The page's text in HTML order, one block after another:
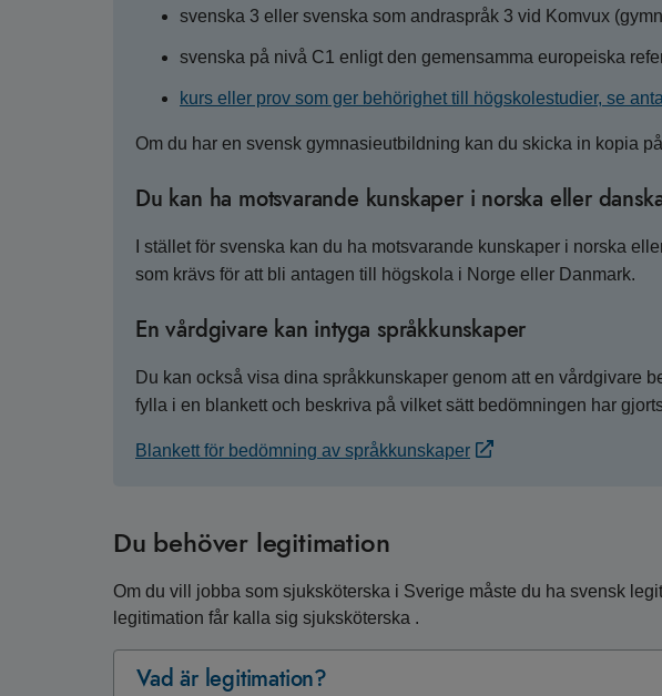
svenska 3 eller svenska som andraspråk 3 vid Komvux
svenska på nivå C1 enligt den gemensamma europeiska
kurs eller prov som ger behörighet till högskolestudier, se
Om du har en svensk gymnasieutbildning kan du skicka in kopia
Du kan ha motsvarande kunskaper i norska eller
I stället för svenska kan du ha motsvarande kunskaper i norska
som krävs för att bli antagen till högskola i Norge eller Danmark.
En vårdgivare kan intyga språkkunskaper
Du kan också visa dina språkkunskaper genom att en vårdgivare
fylla i en blankett och beskriva på vilket sätt bedömningen har
Blankett för bedömning av språkkunskaper
Du behöver legitimation
Om du vill jobba som sjuksköterska i Sverige måste du ha svensk
legitimation får kalla sig sjuksköterska .
Vad är legitimation?